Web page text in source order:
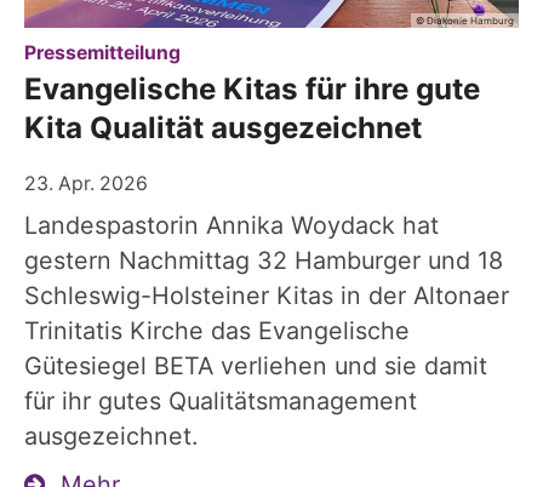
© Diakonie Hamburg
Pressemitteilung
Evangelische Kitas für ihre gute
Kita Qualität ausgezeichnet
23. Apr. 2026
Landespastorin Annika Woydack hat
gestern Nachmittag 32 Hamburger und 18
Schleswig-Holsteiner Kitas in der Altonaer
Trinitatis Kirche das Evangelische
Gütesiegel BETA verliehen und sie damit
für ihr gutes Qualitätsmanagement
ausgezeichnet.